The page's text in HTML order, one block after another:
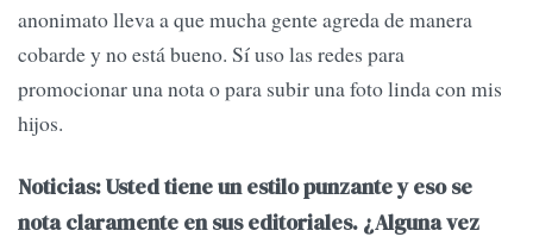
anonimato lleva a que mucha gente agreda de manera
cobarde y no está bueno. Sí uso las redes para
promocionar una nota o para subir una foto linda con mis
hijos.
Noticias: Usted tiene un estilo punzante y eso se
nota claramente en sus editoriales. ¿Alguna vez